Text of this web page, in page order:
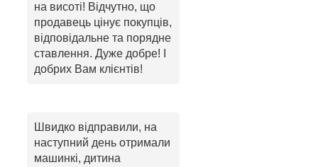
на висоті! Відчутно, що
продавець цінує покупців,
відповідальне та порядне
ставлення. Дуже добре! І
добрих Вам клієнтів!
Швидко відправили, на
наступний день отримали
машинкі, дитина